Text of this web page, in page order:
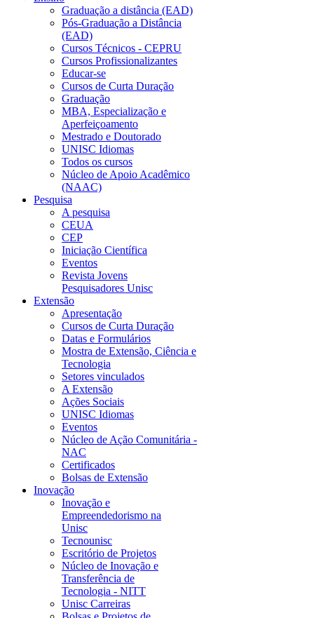
Graduação a distância (EAD)
Pós-Graduação a Distância
(EAD)
Cursos Técnicos - CEPRU
Cursos Profissionalizantes
Educar-se
Cursos de Curta Duração
Graduação
MBA, Especialização e
Aperfeiçoamento
Mestrado e Doutorado
UNISC Idiomas
Todos os cursos
Núcleo de Apoio Acadêmico
(NAAC)
Pesquisa
A pesquisa
CEUA
CEP
Iniciação Científica
Eventos
Revista Jovens
Pesquisadores Unisc
Extensão
Apresentação
Cursos de Curta Duração
Datas e Formulários
Mostra de Extensão, Ciência e
Tecnologia
Setores vinculados
A Extensão
Ações Sociais
UNISC Idiomas
Eventos
Núcleo de Ação Comunitária -
NAC
Certificados
Bolsas de Extensão
Inovação
Inovação e
Empreendedorismo na
Unisc
Tecnounisc
Escritório de Projetos
Núcleo de Inovação e
Transferência de
Tecnologia - NITT
Unisc Carreiras